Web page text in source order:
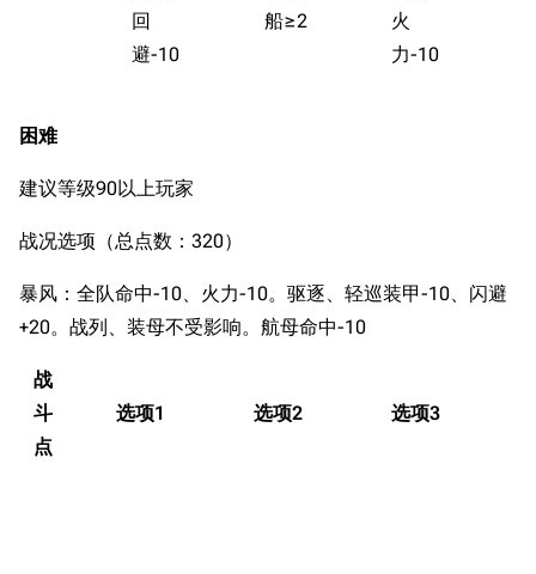
回
避-10
船≥2
火
力-10
困难
建议等级90以上玩家
战况选项（总点数：320）
暴风：全队命中-10、火力-10。驱逐、轻巡装甲-10、闪避
+20。战列、装母不受影响。航母命中-10
战
斗
点
选项1 选项2 选项3